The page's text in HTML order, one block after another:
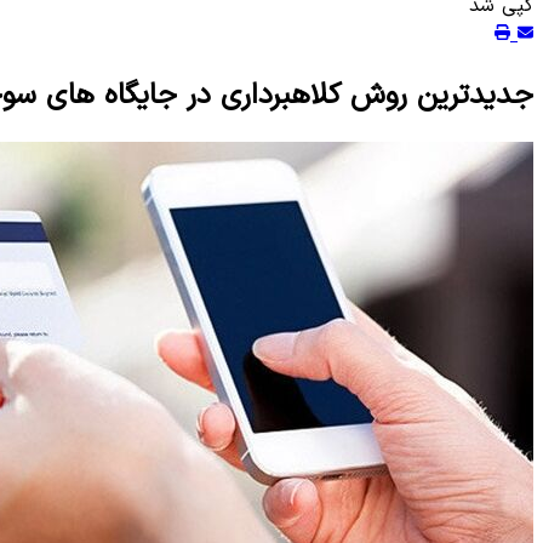
کپی شد
جدیدترین روش کلاهبرداری در جایگاه های